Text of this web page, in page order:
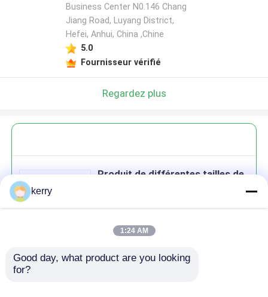
Business Center N0.146 Chang
Jiang Road, Luyang District,
Hefei, Anhui, China ,Chine
5.0
Fournisseur vérifié
Regardez plus
Produit de différentes tailles de
biscuits épicés
Continuer
kerry
1:24 AM
Good day, what product are you looking
for?